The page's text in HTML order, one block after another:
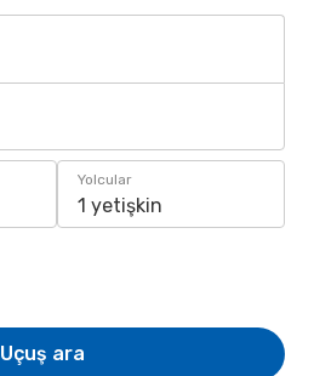
Yolcular
1 yetişkin
Uçuş ara